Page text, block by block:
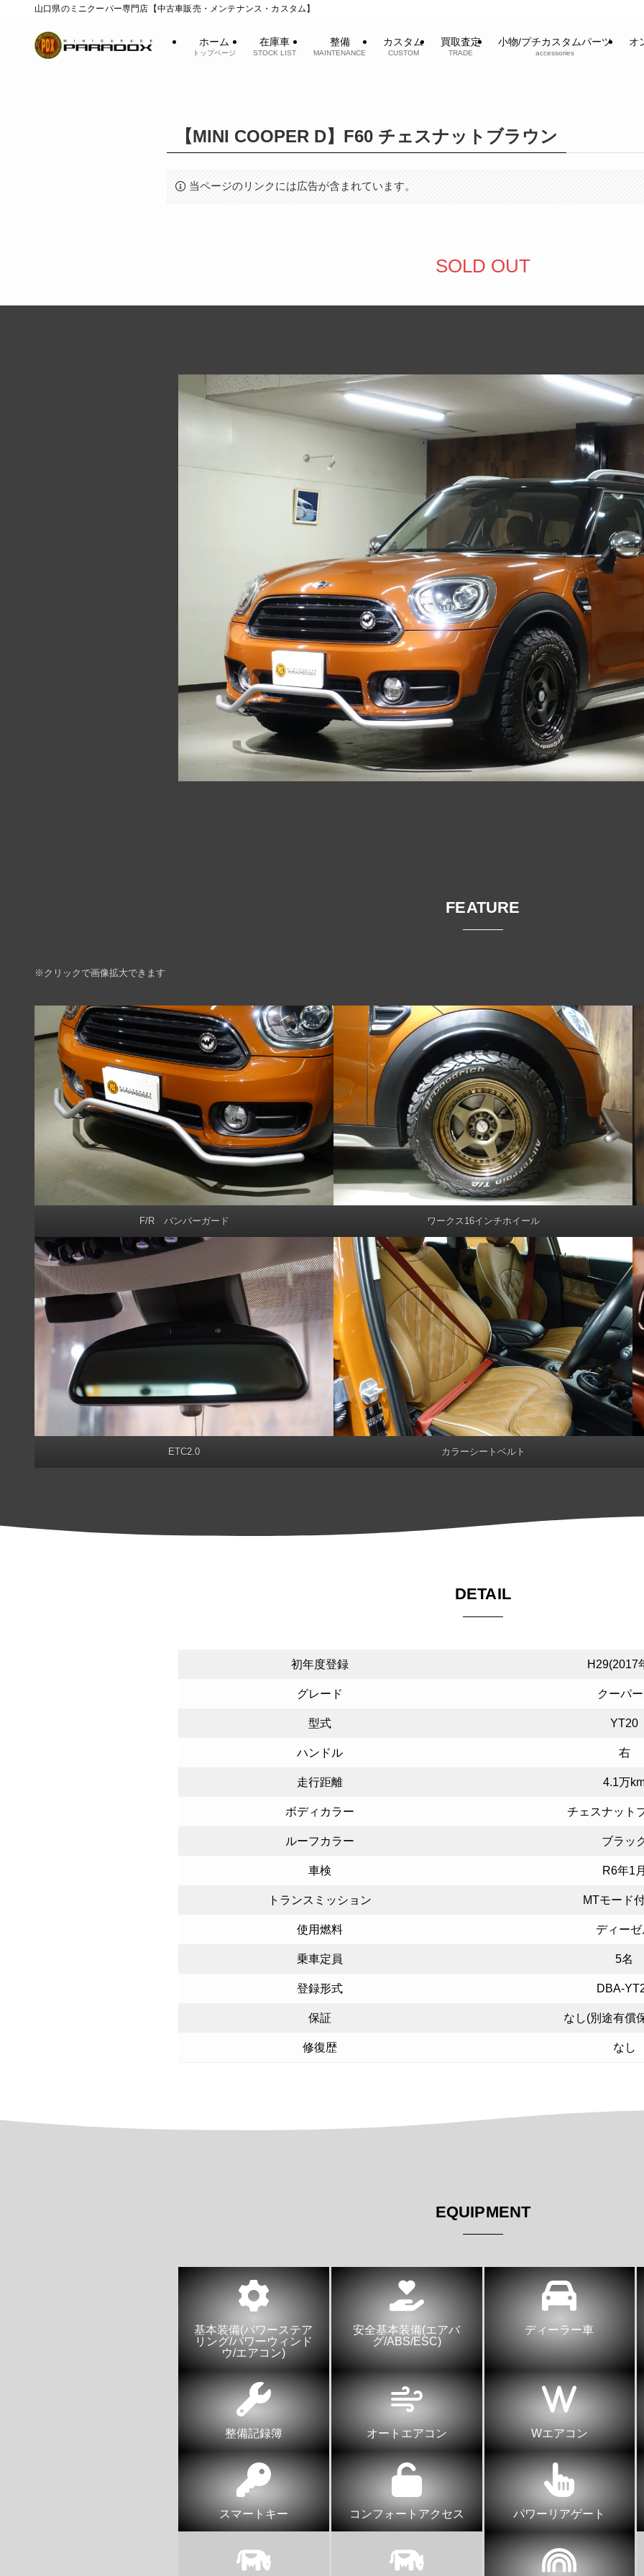
山口県のミニクーパー専門店【中古車販売・メンテナンス・カスタム】
ホーム
トップページ
在庫車
STOCK LIST
整備
MAINTENANCE
カスタム
CUSTOM
買取査定
TRADE
小物/プチカスタムパーツ
accessories
オ
【MINI COOPER D】F60 チェスナットブラウン
当ページのリンクには広告が含まれています。
SOLD OUT
FEATURE
※クリックで画像拡大できます
F/R バンパーガード ワークス16インチホイール
ETC2.0 カラーシートベルト
DETAIL
初年度登録 H29(2017
グレード クーパ
型式 YT20
ハンドル 右
走行距離 4.1万
ボディカラー チェスナット
ルーフカラー ブラッ
車検 R6年1月
トランスミッション MTモード
使用燃料 ディーゼ
乗車定員 5名
登録形式 DBA-
保証 なし(別途有償
修復歴 なし
EQUIPMENT
基本装備(パワーステア
リング/パワーウィンド
ウ/エアコン)
安全基本装備(エアバ
グ/ABS/ESC)
ディーラー車
整備記録簿 オートエアコン Wエアコン
スマートキー コンフォートアクセス パワーリアゲート